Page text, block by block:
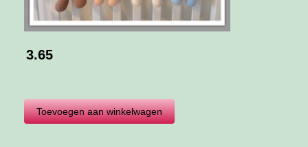
3.65